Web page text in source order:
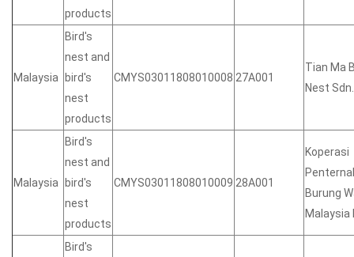
products
Malaysia
Bird's
nest and
bird's
nest
products
CMYS03011808010008 27A001
Tian Ma
Nest
Malaysia
Bird's
nest and
bird's
nest
products
CMYS03011808010009 28A001
Koperasi
Burung
Malaysia
Bird's